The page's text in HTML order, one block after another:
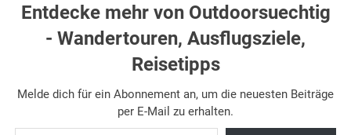
Entdecke mehr von Outdoorsuechtig
- Wandertouren, Ausflugsziele,
Reisetipps
Melde dich für ein Abonnement an, um die neuesten Beiträge
per E-Mail zu erhalten.
Gib deine E-Mail-Adresse ein ...